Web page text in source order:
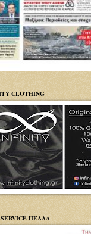
CLOTHING
SERVICE ΠΕΛΛΑ